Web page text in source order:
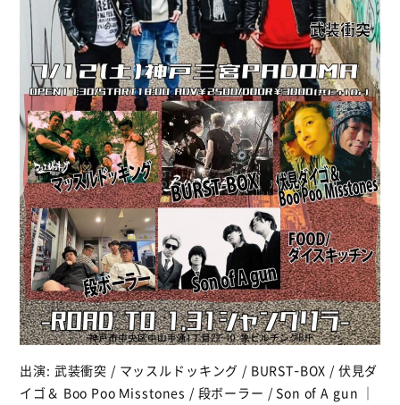
出演: 武装衝突 / マッスルドッキング / BURST-BOX / 伏見ダ
イゴ＆ Boo Poo Misstones / 段ボーラー / Son of A gun ｜